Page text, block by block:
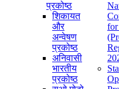
प्रकोष्ठ
शिकायत
और
अन्वेषण
प्रकोष्ठ
अनिवासी
भारतीय
प्रकोष्ठ
for